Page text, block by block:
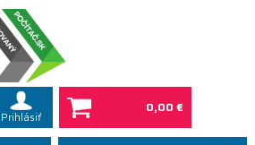
Prihlásiť
0,00 €